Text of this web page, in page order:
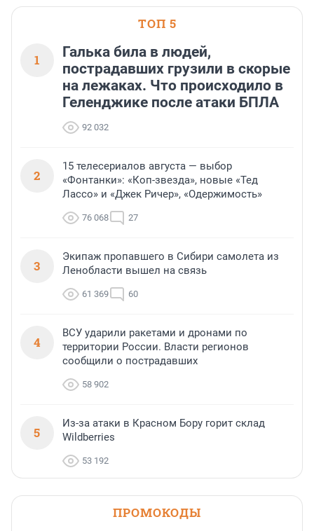
ТОП 5
1
Галька била в людей,
пострадавших грузили в скорые
на лежаках. Что происходило в
Геленджике после атаки БПЛА
92 032
2
15 телесериалов августа — выбор
«Фонтанки»: «Коп-звезда», новые «Тед
Лассо» и «Джек Ричер», «Одержимость»
76 068 27
3
Экипаж пропавшего в Сибири самолета из
Ленобласти вышел на связь
61 369 60
4
ВСУ ударили ракетами и дронами по
территории России. Власти регионов
сообщили о пострадавших
58 902
5
Из-за атаки в Красном Бору горит склад
Wildberries
53 192
ПРОМОКОДЫ